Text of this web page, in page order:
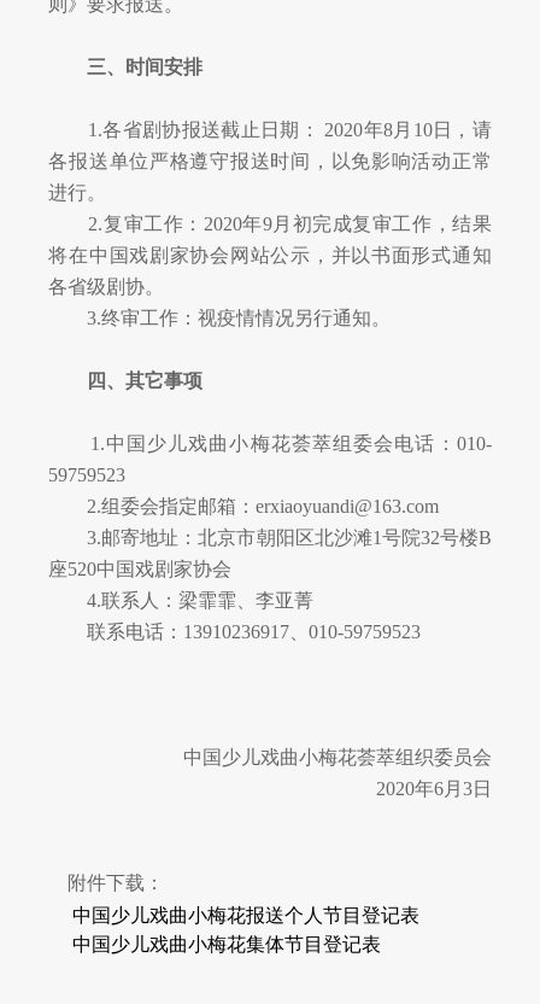
则》要求报送。
三、时间安排
1.各省剧协报送截止日期： 2020年8月10日，请
各报送单位严格遵守报送时间，以免影响活动正常
进行。
2.复审工作：2020年9月初完成复审工作，结果
将在中国戏剧家协会网站公示，并以书面形式通知
各省级剧协。
3.终审工作：视疫情情况另行通知。
四、其它事项
1.中国少儿戏曲小梅花荟萃组委会电话：010-
59759523
2.组委会指定邮箱：erxiaoyuandi@163.com
3.邮寄地址：北京市朝阳区北沙滩1号院32号楼B
座520中国戏剧家协会
4.联系人：梁霏霏、李亚菁
联系电话： 13910236917、010-59759523
中国少儿戏曲小梅花荟萃组织委员会
2020年6月3日
附件下载：
中国少儿戏曲小梅花报送个人节目登记表
中国少儿戏曲小梅花集体节目登记表